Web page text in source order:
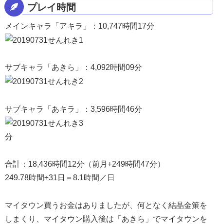
プレイ時間
メインキャラ「アキラ」：10,747時間17分
サブキャラ「あきら」：4,092時間09分
サブキャラ「あキラ」：3,596時間46分
分
合計：18,436時間12分（前月+249時間47分）
249.78時間÷31日＝8.1時間／日
マイタウン買うお金はありましたが、何となく結晶金策を
しまくり、マイタウン購入後は「あきら」でマイタウンを